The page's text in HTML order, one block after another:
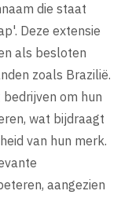
die staat
Deze extensie
als besloten
zoals Brazilië.
om hun
wat bijdraagt
van hun merk.
aangezien